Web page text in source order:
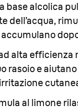
base alcolica
dell’acqua,
alta
rasoio e
al limone